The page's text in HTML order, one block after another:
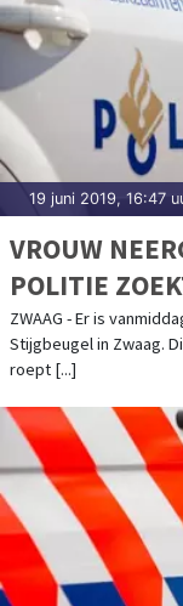
19 juni 2019, 16:47
VROUW
POLITIE
ZWAAG - Er is
Stijgbeugel in Zwaag.
roept [...]